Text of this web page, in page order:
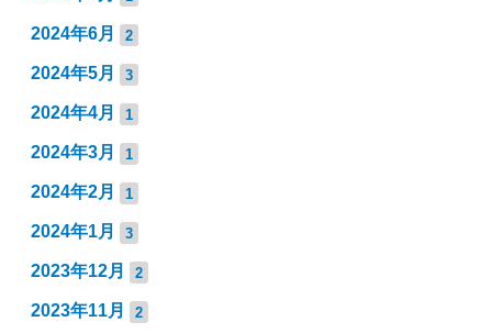
2024年6月 2
2024年5月 3
2024年4月 1
2024年3月 1
2024年2月 1
2024年1月 3
2023年12月 2
2023年11月 2